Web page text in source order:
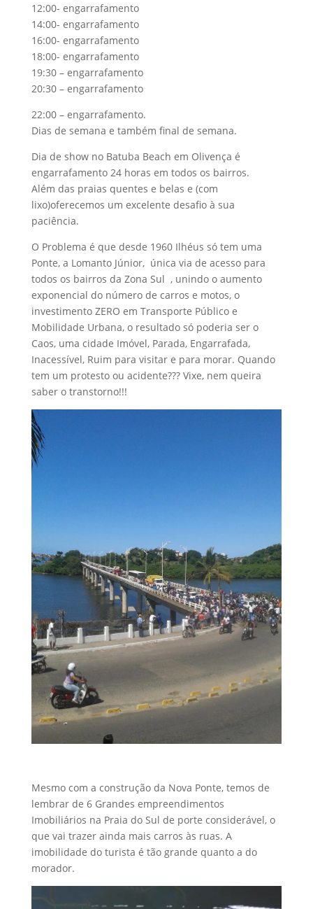
12:00- engarrafamento
14:00- engarrafamento
16:00- engarrafamento
18:00- engarrafamento
19:30 – engarrafamento
20:30 – engarrafamento
22:00 – engarrafamento.
Dias de semana e também final de semana.
Dia de show no Batuba Beach em Olivença é
engarrafamento 24 horas em todos os bairros.
Além das praias quentes e belas e (com
lixo)oferecemos um excelente desafio à sua
paciência.
O Problema é que desde 1960 Ilhéus só tem uma
Ponte, a Lomanto Júnior, única via de acesso para
todos os bairros da Zona Sul , unindo o aumento
exponencial do número de carros e motos, o
investimento ZERO em Transporte Público e
Mobilidade Urbana, o resultado só poderia ser o
Caos, uma cidade Imóvel, Parada, Engarrafada,
Inacessível, Ruim para visitar e para morar. Quando
tem um protesto ou acidente??? Vixe, nem queira
saber o transtorno!!!
Mesmo com a construção da Nova Ponte, temos de
lembrar de 6 Grandes empreendimentos
Imobiliários na Praia do Sul de porte considerável, o
que vai trazer ainda mais carros às ruas. A
imobilidade do turista é tão grande quanto a do
morador.